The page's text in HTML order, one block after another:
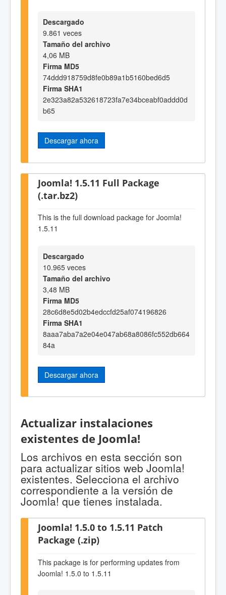
Descargado
9.861 veces
Tamaño del archivo
4,06 MB
Firma MD5
74ddd918759d8fe0b89a1b5160bed6d5
Firma SHA1
2e323a82a532618723fa7e34bceabf0addd0d
b65
Descargar ahora
Joomla! 1.5.11 Full Package
(.tar.bz2)
This is the full download package for Joomla!
1.5.11
Descargado
10.965 veces
Tamaño del archivo
3,48 MB
Firma MD5
28c6d8e5d02b4edccfd25af074196826
Firma SHA1
8aaa7aba7a2e04e047ab68a8086fc552db664
84a
Descargar ahora
Actualizar instalaciones
existentes de Joomla!
Los archivos en esta sección son
para actualizar sitios web Joomla!
existentes. Selecciona el archivo
correspondiente a la versión de
Joomla! que tienes instalada.
Joomla! 1.5.0 to 1.5.11 Patch
Package (.zip)
This package is for performing updates from
Joomla! 1.5.0 to 1.5.11